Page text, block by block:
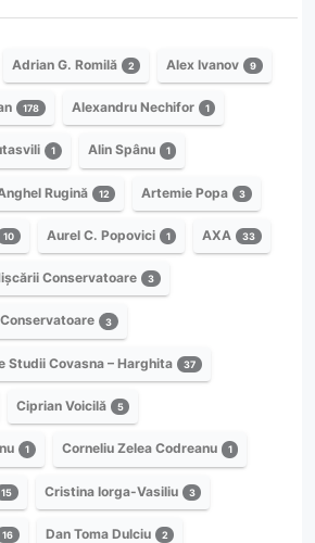
Adrian G. Romilă 2 Alex Ivanov 9
178 Alexandru Nechifor 1
1 Alin Spânu 1
Rugină 12 Artemie Popa 3
10 Aurel C. Popovici 1 AXA 33
Conservatoare 3
3
Studii Covasna – Harghita 37
Ciprian Voicilă 5
1 Corneliu Zelea Codreanu 1
15 Cristina Iorga-Vasiliu 3
16 Dan Toma Dulciu 2